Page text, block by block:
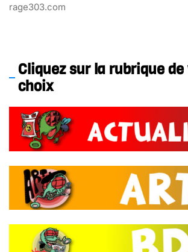
rage303.com
Cliquez sur la rubrique
choix